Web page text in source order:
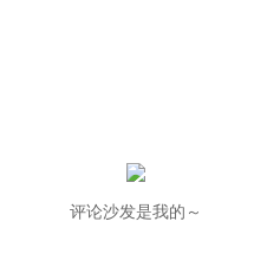
评论沙发是我的～